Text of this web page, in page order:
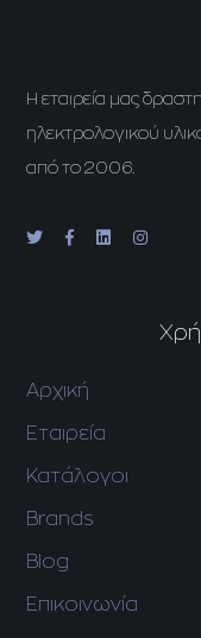
H εταιρεία μας
ηλεκτρολογικού
από το 2006.
Αρχική
Εταιρεία
Κατάλογοι
Brands
Blog
Επικοινωνία